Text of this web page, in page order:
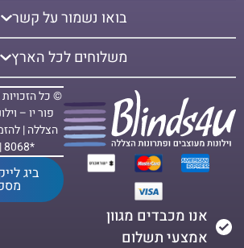
אנו מכבדים מגוון
אמצעי תשלום
© כל
פור יו –
*8068 | Blinds4u וילונות
ביג
מספר 1
בואו נשמור על קשר
משלוחים לכל הארץ